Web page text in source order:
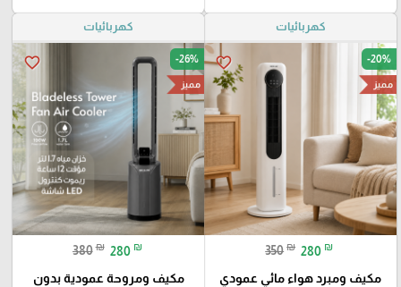
كهربائيات
favorite_border -20%
مميز
350 ₪ 280 ₪
مكيف ومبرد هواء مائي عمودي
كهربائيات
favorite_border -26%
مميز
380 ₪ 280 ₪
مكيف ومروحة عمودية بدون